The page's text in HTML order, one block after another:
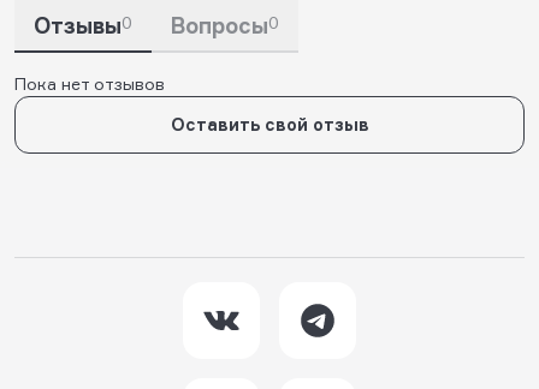
Отзывы0 Вопросы0
Пока нет отзывов
Оставить свой отзыв